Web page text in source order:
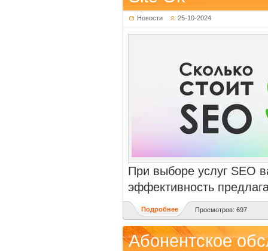
Новости 25-10-2024
При выборе услуг SEO
эффективность
Подробнее Просмотров: 697
Абонентское